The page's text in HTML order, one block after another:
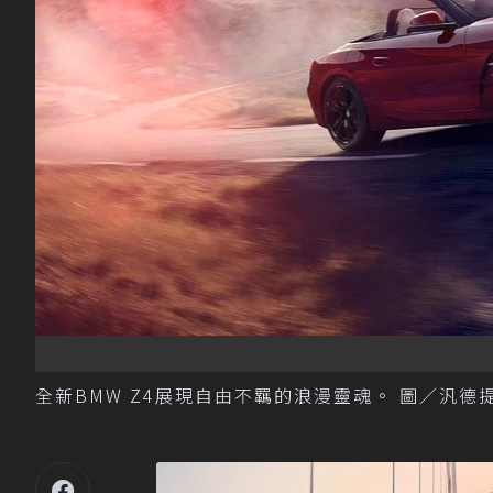
全新BMW Z4展現自由不羈的浪漫靈魂。 圖／汎德